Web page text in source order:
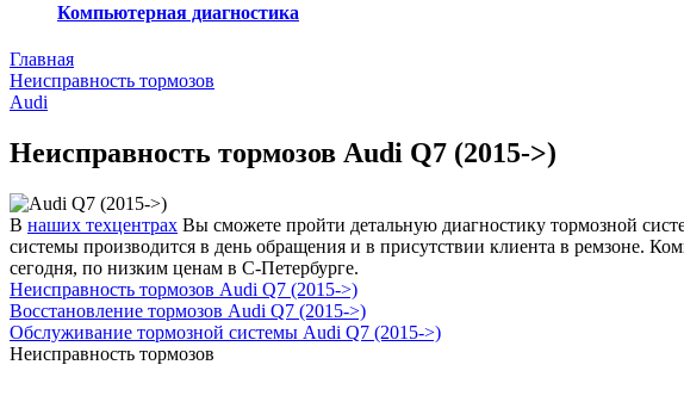
Компьютерная диагностика
Главная
Неисправность тормозов
Audi
Неисправность тормозов Audi Q7 (2015->)
В наших техцентрах Вы сможете пройти детальную диагностику тормозной
системы производится в день обращения и в присутствии клиента в ремзоне.
сегодня, по низким ценам в С-Петербурге.
Неисправность тормозов Audi Q7 (2015->)
Восстановление тормозов Audi Q7 (2015->)
Обслуживание тормозной системы Audi Q7 (2015->)
Неисправность тормозов